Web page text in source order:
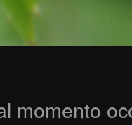
momento